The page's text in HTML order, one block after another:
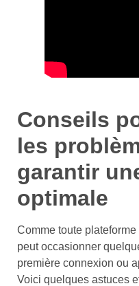
Conseils
les
garantir
optimale
Comme toute
peut occasionner
première connexion ou
Voici quelques astuces